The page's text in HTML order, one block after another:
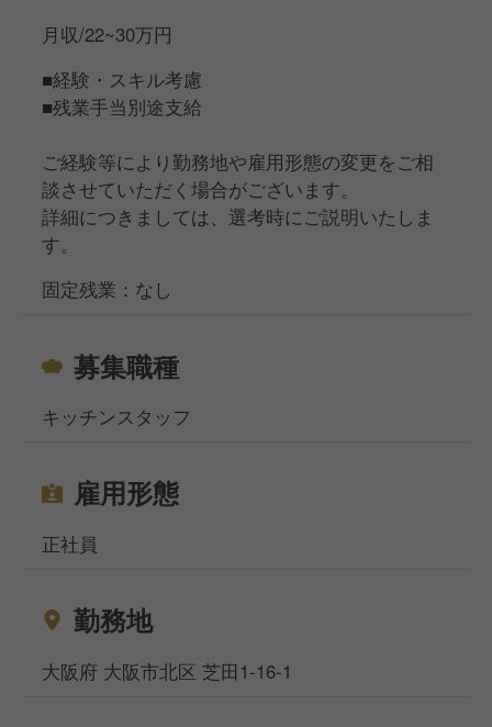
月収/22~30万円
■経験・スキル考慮
■残業手当別途支給
ご経験等により勤務地や雇用形態の変更をご相
談させていただく場合がございます。
詳細につきましては、選考時にご説明いたしま
す。
固定残業：なし
募集職種
キッチンスタッフ
雇用形態
正社員
勤務地
大阪府 大阪市北区 芝田1-16-1